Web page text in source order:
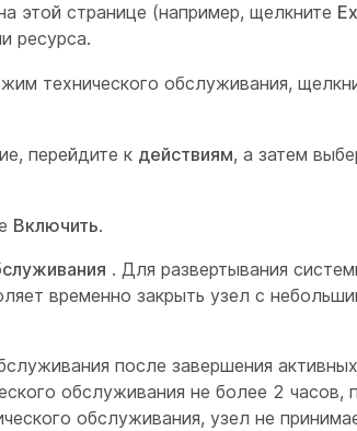
этой странице (например, щелкните
ресурса.
технического обслуживания,
перейдите к действиям, а затем
Включить.
. Для развертывания
временно закрыть узел с
после завершения
обслуживания не более 2 часов,
обслуживания, узел не